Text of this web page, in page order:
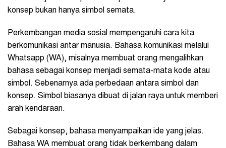
konsep bukan hanya simbol semata.
Perkembangan media sosial mempengaruhi cara kita
berkomunikasi antar manusia. Bahasa komunikasi melalui
Whatsapp (WA), misalnya membuat orang mengalihkan
bahasa sebagai konsep menjadi semata-mata kode atau
simbol. Sebenarnya ada perbedaan antara simbol dan
konsep. Simbol biasanya dibuat di jalan raya untuk memberi
arah kendaraan.
Sebagai konsep, bahasa menyampaikan ide yang jelas.
Bahasa WA membuat orang tidak berkembang dalam